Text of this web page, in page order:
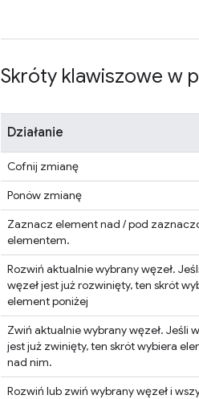
Skróty klawiszowe w
Działanie
Cofnij zmianę
Ponów zmianę
Zaznacz element nad / pod
elementem.
Rozwiń aktualnie wybrany węzeł. Jeśli
węzeł jest już rozwinięty, ten skrót
element poniżej
Zwiń aktualnie wybrany węzeł. Jeśli
jest już zwinięty, ten skrót wybiera
nad nim.
Rozwiń lub zwiń wybrany węzeł i